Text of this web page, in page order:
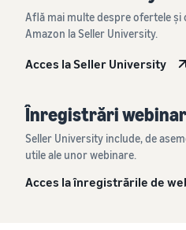
Află mai multe despre ofertele și
Amazon la Seller University.
Acces la Seller University
Înregistrări
Seller University include, de
utile ale unor webinare.
Acces la înregistrările de